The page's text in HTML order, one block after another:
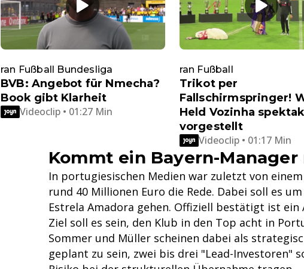
ran Fußball Bundesliga
BVB: Angebot für Nmecha?
Book gibt Klarheit
Videoclip • 01:27 Min
ran Fußball
Trikot per
Fallschirmspringer!
Held Vozinha
vorgestellt
Videoclip • 01:17 Min
Kommt ein Bayern-
In portugiesischen Medien war zuletzt von
rund 40 Millionen Euro die Rede. Dabei soll es
Estrela Amadora gehen. Offiziell bestätigt ist ein
Ziel soll es sein, den Klub in den Top acht in
Sommer und Müller scheinen dabei als
geplant zu sein, zwei bis drei "Lead-Investoren"